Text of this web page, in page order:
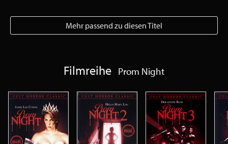
Mehr passend zu diesen Titel
Filmreihe Prom Night